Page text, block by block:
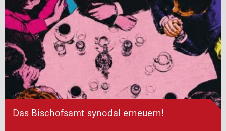
Das Bischofsamt synodal erneuern!